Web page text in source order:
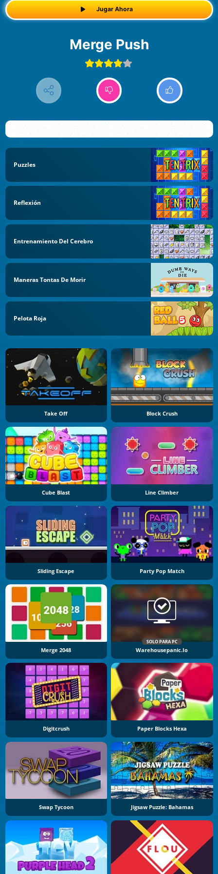
Jugar Ahora
Merge Push
Puzzles
Reflexión
Entrenamiento Del Cerebro
Maneras Tontas De Morir
Pelota Roja
Take Off Block Crush
Cube Blast Line Climber
Sliding Escape Party Pop Match
Merge 2048
SOLO PARA PC
Warehousepanic.io
Digitcrush Paper Blocks Hexa
Swap Tycoon Jigsaw Puzzle: Bahamas